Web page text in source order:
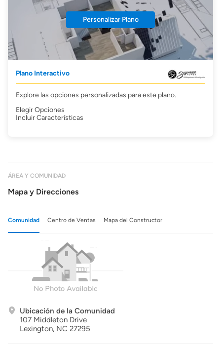
Personalizar Plano
Plano Interactivo
Explore las opciones personalizadas para este plano.
Elegir Opciones
Incluir Características
ÁREA Y COMUNIDAD
Mapa y Direcciones
Comunidad Centro de Ventas Mapa del Constructor
Ubicación de la Comunidad
107 Middleton Drive
Lexington, NC 27295